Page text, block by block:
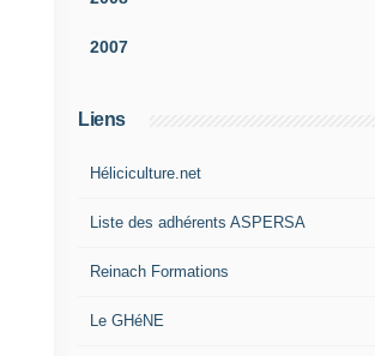
2007
Liens
Héliciculture.net
Liste des adhérents ASPERSA
Reinach Formations
Le GHéNE